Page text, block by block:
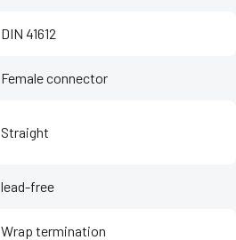
DIN 41612
Female connector
Straight
lead-free
Wrap termination